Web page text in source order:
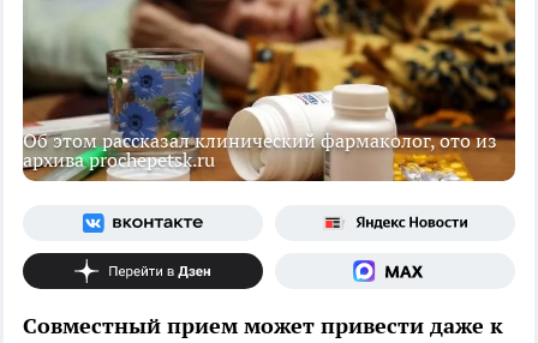
Об этом рассказал клинический фармаколог, ото из
архива prochepetsk.ru
Совместный прием может привести даже к